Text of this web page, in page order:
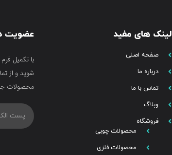
لینک های مفید
صفحه اصلی
درباره ما
تماس با ما
وبلاگ
فروشگاه
محصولات چوبی
محصولات فلزی
عضویت
با تکمیل
شوید و از
محصولات